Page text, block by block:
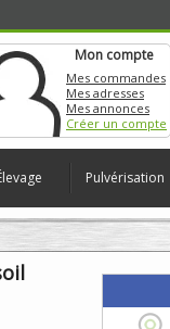
Mon compte
Mes commandes
Mes adresses
Mes annonces
Créer un compte
Pulvérisation